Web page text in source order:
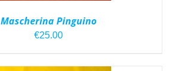
Mascherina Pinguino
€25.00